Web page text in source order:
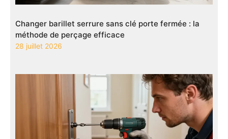
Changer barillet serrure sans clé porte fermée : la
méthode de perçage efficace
28 juillet 2026